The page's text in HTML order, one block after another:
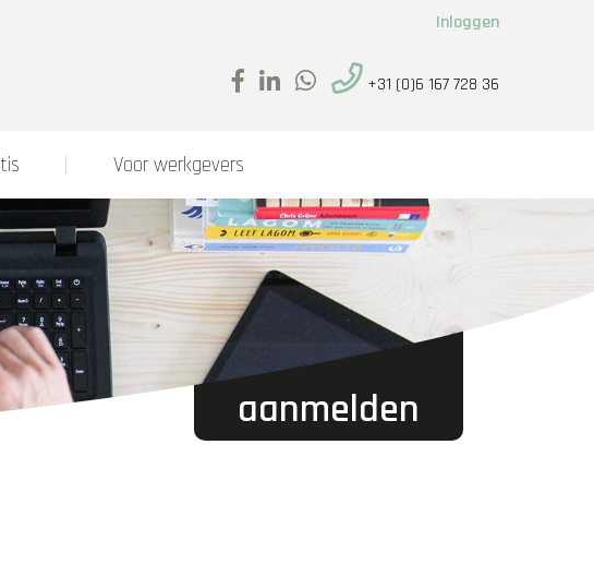
+31 (0)6 167 728 36
Inloggen
Voor werkgevers
aanmelden